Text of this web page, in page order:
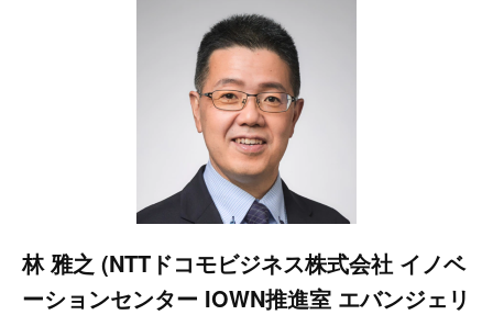
林 雅之 (NTTドコモビジネス株式会社 イノベ
ーションセンター IOWN推進室 エバンジェリ